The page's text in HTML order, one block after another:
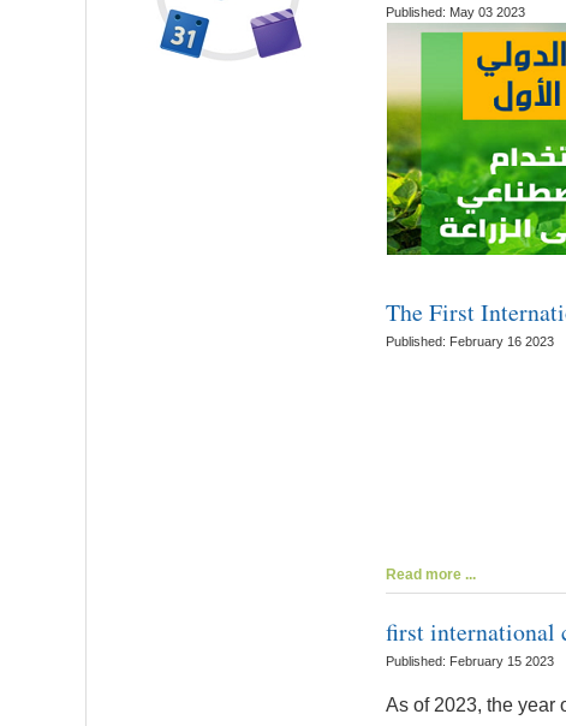
Published: May 03 2023
The First
Published: February 16 2023
Read more ...
first international
Published: February 15 2023
As of 2023, the year